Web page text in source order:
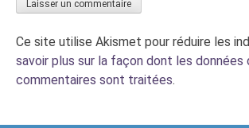
Ce site utilise Akismet pour réduire les
savoir plus sur la façon dont les données
commentaires sont traitées.